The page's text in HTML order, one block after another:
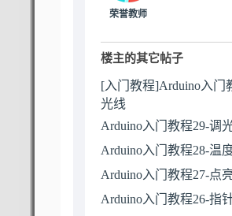
荣誉教师
楼主的其它帖子
[入门教程]Arduino入门
光线
Arduino入门教程29-调
Arduino入门教程28-温
Arduino入门教程27-点
Arduino入门教程26-指